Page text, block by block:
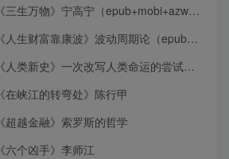
《三生万物》宁高宁（epub+mobi+azw3+pdf）
《人生财富靠康波》波动周期论（epub+mobi+azw3+pdf）
《人类新史》一次改写人类命运的尝试（epub+mobi+azw3+pdf）
《在峡江的转弯处》陈行甲
《超越金融》索罗斯的哲学
《六个凶手》李师江